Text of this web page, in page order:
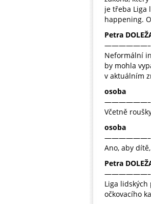
je třeba Liga
happening.
Petra
——————–
Neformální
by mohla
v aktuálním
osoba
——————–
Včetně
osoba
——————–
Ano, aby
Petra
——————–
Liga
očkovacího